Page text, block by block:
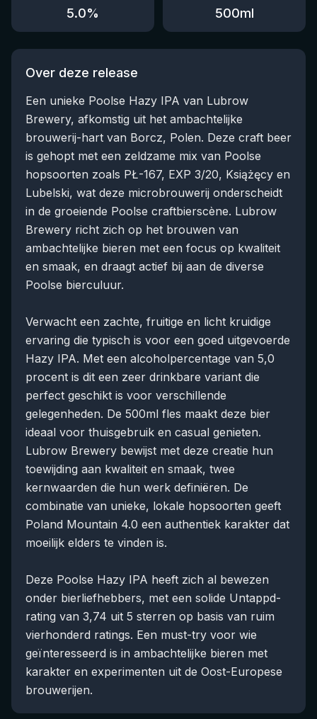
5.0% 500ml
Over deze release
Een unieke Poolse Hazy IPA van Lubrow
Brewery, afkomstig uit het ambachtelijke
brouwerij-hart van Borcz, Polen. Deze craft beer
is gehopt met een zeldzame mix van Poolse
hopsoorten zoals PŁ-167, EXP 3/20, Książęcy en
Lubelski, wat deze microbrouwerij onderscheidt
in de groeiende Poolse craftbierscène. Lubrow
Brewery richt zich op het brouwen van
ambachtelijke bieren met een focus op kwaliteit
en smaak, en draagt actief bij aan de diverse
Poolse bierculuur.
Verwacht een zachte, fruitige en licht kruidige
ervaring die typisch is voor een goed uitgevoerde
Hazy IPA. Met een alcoholpercentage van 5,0
procent is dit een zeer drinkbare variant die
perfect geschikt is voor verschillende
gelegenheden. De 500ml fles maakt deze bier
ideaal voor thuisgebruik en casual genieten.
Lubrow Brewery bewijst met deze creatie hun
toewijding aan kwaliteit en smaak, twee
kernwaarden die hun werk definiëren. De
combinatie van unieke, lokale hopsoorten geeft
Poland Mountain 4.0 een authentiek karakter dat
moeilijk elders te vinden is.
Deze Poolse Hazy IPA heeft zich al bewezen
onder bierliefhebbers, met een solide Untappd-
rating van 3,74 uit 5 sterren op basis van ruim
vierhonderd ratings. Een must-try voor wie
geïnteresseerd is in ambachtelijke bieren met
karakter en experimenten uit de Oost-Europese
brouwerijen.